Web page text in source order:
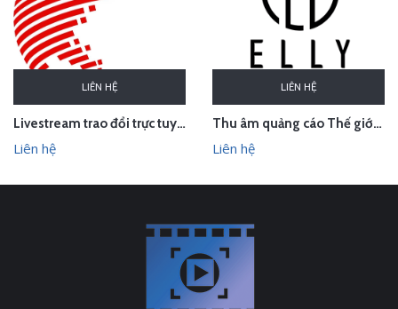
LIÊN HỆ
Livestream trao đổi trực tuyến về sở hữu trí tuệ trong hiệp định EVFTA
Liên hệ
LIÊN HỆ
Thu âm quảng cáo Thế giới thời trang phụ kiện cao cấp ELLY, Sơn Tây, Hà Nội
Liên hệ